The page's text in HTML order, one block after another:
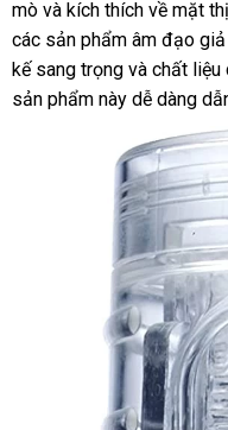
Chính
Hãng
Cao
Cấp
mò và kích thích về mặt
các sản phẩm âm đạo
kế sang trọng và chất
sản phẩm này dễ dàng